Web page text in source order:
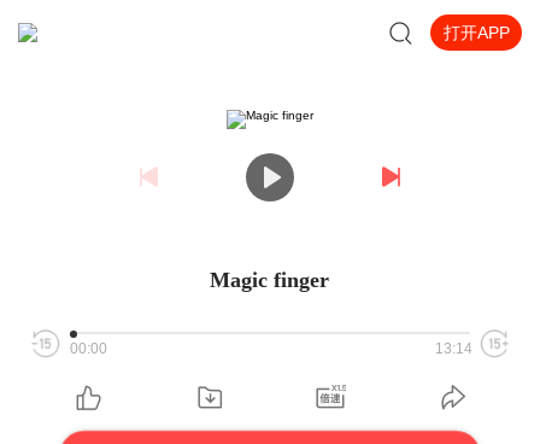
打开APP
Magic finger
00:00 13:14